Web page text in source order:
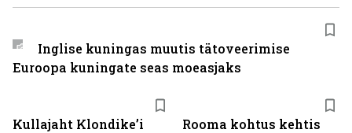
Kullajaht Klondike’i
Rooma kohtus kehtis
Inglise kuningas muutis tätoveerimise
Euroopa kuningate seas moeasjaks